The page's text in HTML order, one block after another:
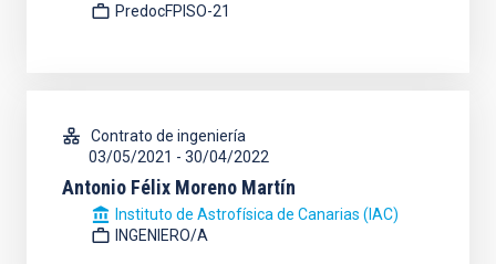
PredocFPISO-21
Contrato de ingeniería
03/05/2021 - 30/04/2022
Antonio Félix Moreno Martín
Instituto de Astrofísica de Canarias (IAC)
INGENIERO/A